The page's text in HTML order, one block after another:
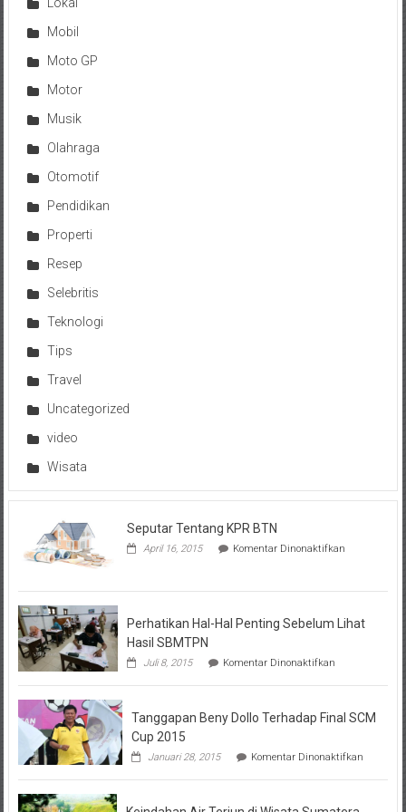
Lokal
Mobil
Moto GP
Motor
Musik
Olahraga
Otomotif
Pendidikan
Properti
Resep
Selebritis
Teknologi
Tips
Travel
Uncategorized
video
Wisata
Seputar Tentang KPR BTN
April 16, 2015 Komentar Dinonaktifkanpada
Perhatikan Hal-Hal Penting Sebelum Lihat
Hasil SBMTPN
Juli 8, 2015 Komentar Dinonaktifkanpada
Hal-
Penting
Hasil
Tanggapan Beny Dollo Terhadap Final SCM
Cup 2015
Januari 28, 2015 Komentar Dinonaktifkanpada
Beny